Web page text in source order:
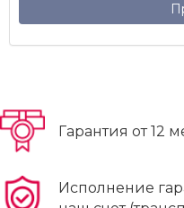
Гарантия от 12
Исполнение